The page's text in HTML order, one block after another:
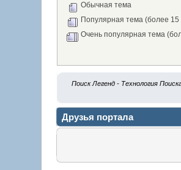
Обычная тема
Популярная тема (более 15
Очень популярная тема
Поиск Легенд - Технология
Друзья портала